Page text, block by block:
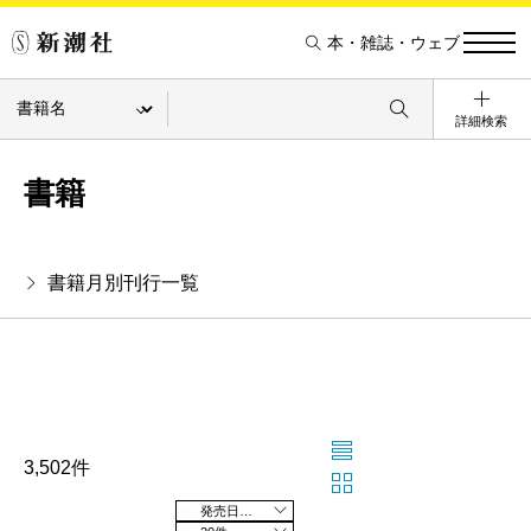
本・雑誌・ウェブ
詳細検索
書籍
書籍月別刊行一覧
3,502件